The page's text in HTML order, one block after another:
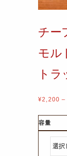
チー
モ
トラ
¥2,200 –
容量